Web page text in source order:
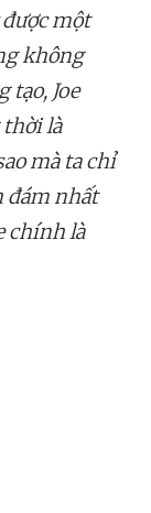
một
không
tạo, Joe
là
mà ta chỉ
đám nhất
chính là